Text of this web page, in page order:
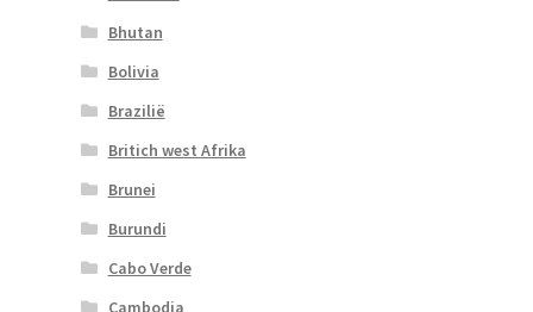
Bhutan
Bolivia
Brazilië
Britich west Afrika
Brunei
Burundi
Cabo Verde